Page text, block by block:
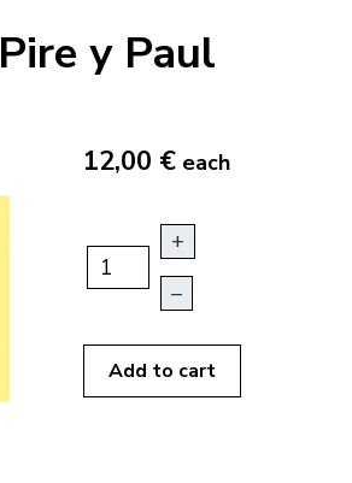
Pire y Paul
12,00 € each
+
–
Add to cart